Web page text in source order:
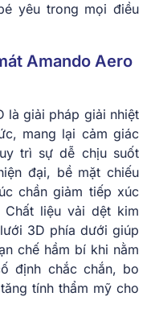
yêu trong mọi điều
Amando Aero
là giải pháp giải nhiệt
mang lại cảm giác
trì sự dễ chịu suốt
đại, bề mặt chiếu
chần giảm tiếp xúc
liệu vải dệt kim
3D phía dưới giúp
chế hầm bí khi nằm
định chắc chắn, bo
tính thẩm mỹ cho